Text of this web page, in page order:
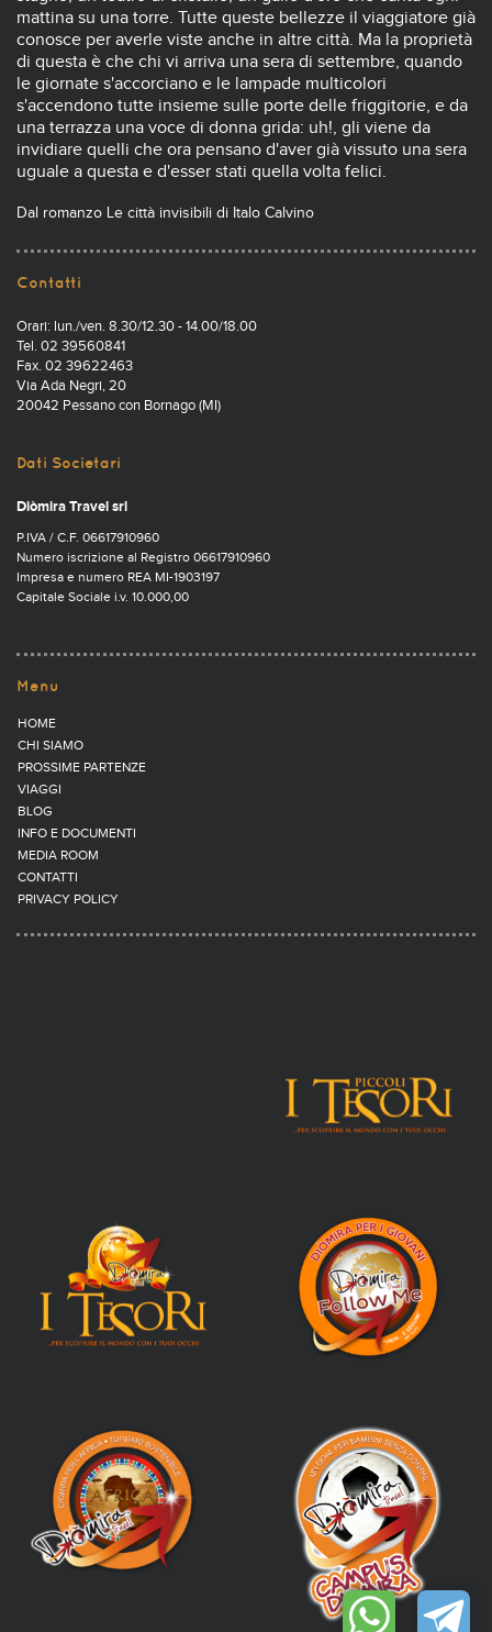
mattina su una torre. Tutte queste bellezze il viaggiatore già
conosce per averle viste anche in altre città. Ma la proprietà
di questa è che chi vi arriva una sera di settembre, quando
le giornate s'accorciano e le lampade multicolori
s'accendono tutte insieme sulle porte delle friggitorie, e da
una terrazza una voce di donna grida: uh!, gli viene da
invidiare quelli che ora pensano d'aver già vissuto una sera
uguale a questa e d'esser stati quella volta felici.
Dal romanzo Le città invisibili di Italo Calvino
Contatti
Orari: lun./ven. 8.30/12.30 - 14.00/18.00
Tel. 02 39560841
Fax. 02 39622463
Via Ada Negri, 20
20042 Pessano con Bornago (MI)
Dati Societari
Diòmira Travel srl
P.IVA / C.F. 06617910960
Numero iscrizione al Registro 06617910960
Impresa e numero REA MI-1903197
Capitale Sociale i.v. 10.000,00
Menu
HOME
CHI SIAMO
PROSSIME PARTENZE
VIAGGI
BLOG
INFO E DOCUMENTI
MEDIA ROOM
CONTATTI
PRIVACY POLICY